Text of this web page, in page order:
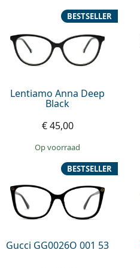
Lentiamo Anna Deep
Black
BESTSELLER
€ 45,00
op voorraad
Gucci GG0026O 001 53
BESTSELLER